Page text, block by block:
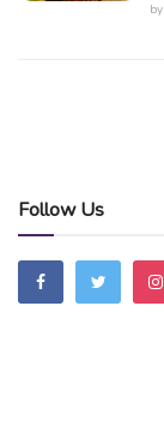
by
Follow Us